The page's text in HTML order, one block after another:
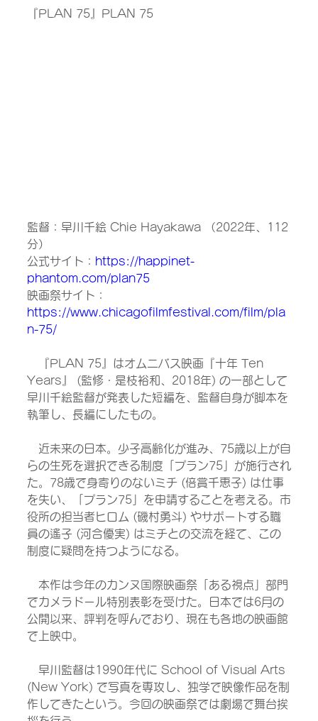
『PLAN 75』PLAN 75
監督：早川千絵 Chie Hayakawa （2022年、112
分）
公式サイト： https://happinet-
phantom.com/plan75
映画祭サイト：
https://www.chicagofilmfestival.com/film/pla
n-75/
『PLAN 75』はオムニバス映画『十年 Ten
Years』 (監修・是枝裕和、2018年) の一部として
早川千絵監督が発表した短編を、監督自身が脚本を
執筆し、長編にしたもの。
近未来の日本。少子高齢化が進み、75歳以上が自
らの生死を選択できる制度「プラン75」が施行され
た。78歳で身寄りのないミチ (倍賞千恵子) は仕事
を失い、「プラン75」を申請することを考える。市
役所の担当者ヒロム (磯村勇斗) やサポートする職
員の遙子 (河合優実) はミチとの交流を経て、この
制度に疑問を持つようになる。
本作は今年のカンヌ国際映画祭「ある視点」部門
でカメラドール特別表彰を受けた。日本では6月の
公開以来、評判を呼んでおり、現在も各地の映画館
で上映中。
早川監督は1990年代に School of Visual Arts
(New York) で写真を専攻し、独学で映像作品を制
作してきたという。今回の映画祭では劇場で舞台挨